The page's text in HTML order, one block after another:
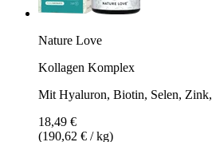
Nature Love
Kollagen Komplex
Mit Hyaluron, Biotin, Selen,
18,49 €
(190,62 € / kg)